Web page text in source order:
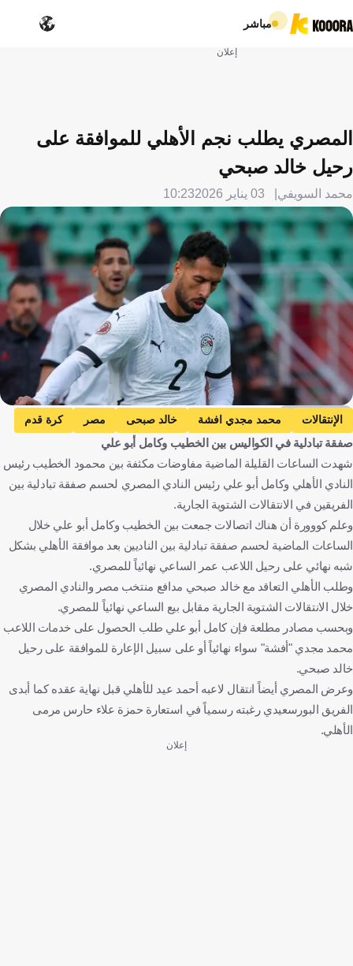
مباشر
إعلان
المصري يطلب نجم الأهلي للموافقة على
رحيل خالد صبحي
محمد السويفي 03 يناير 2026 10:23
Getty Images
الإنتقالات محمد مجدي افشة خالد صبحى مصر كرة قدم
صفقة تبادلية في الكواليس بين الخطيب وكامل أبو علي
شهدت الساعات القليلة الماضية مفاوضات مكثفة بين محمود الخطيب رئيس
النادي الأهلي وكامل أبو علي رئيس النادي المصري لحسم صفقة تبادلية بين
الفريقين في الانتقالات الشتوية الجارية.
وعلم كووورة أن هناك اتصالات جمعت بين الخطيب وكامل أبو علي خلال
الساعات الماضية لحسم صفقة تبادلية بين الناديين بعد موافقة الأهلي بشكل
شبه نهائي على رحيل اللاعب عمر الساعي نهائياً للمصري.
وطلب الأهلي التعاقد مع خالد صبحي مدافع منتخب مصر والنادي المصري
خلال الانتقالات الشتوية الجارية مقابل بيع الساعي نهائياً للمصري.
وبحسب مصادر مطلعة فإن كامل أبو علي طلب الحصول على خدمات اللاعب
محمد مجدي "أفشة" سواء نهائياً أو على سبيل الإعارة للموافقة على رحيل
خالد صبحي.
وعرض المصري أيضاً انتقال لاعبه أحمد عيد للأهلي قبل نهاية عقده كما أبدى
الفريق البورسعيدي رغبته رسمياً في استعارة حمزة علاء حارس مرمى
الأهلي.
إعلان